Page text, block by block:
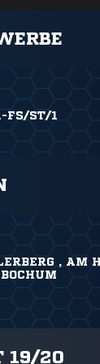
FS/ST/1
, AM
19/20